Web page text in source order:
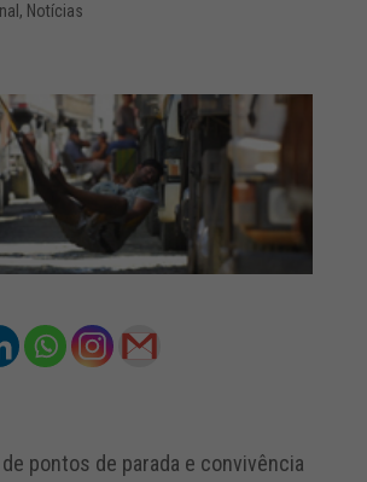
, Notícias
pontos de parada e convivência